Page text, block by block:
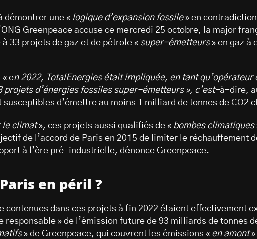
démontrer une « logique d’expansion fossile» en
Greenpeace accuse ce mercredi 25 octobre, la major
à 33 projets de gaz et de pétrole « super-émetteurs» en gaz à
en 2022, TotalEnergies était impliquée, en tant qu’opérateur
projets d’énergies fossiles super-émetteurs », c’est-à-dire,
susceptibles d’émettre au moins 1 milliard de tonnes de CO2
le climat», ces projets aussi qualifiés de « bombes climatiques
de l’accord de Paris en 2015 de limiter le réchauffement
à l’ère pré-industrielle, dénonce Greenpeace.
Paris en péril ?
contenues dans ces projets à fin 2022 étaient effectivement
responsable » de l’émission future de 93 milliards de tonnes
» de Greenpeace, qui couvrent les émissions « en amont»